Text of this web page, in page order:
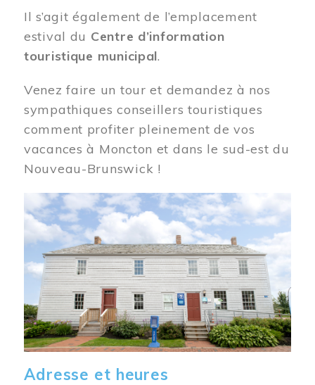
Il s’agit également de l’emplacement
estival du Centre d’information
touristique municipal.
Venez faire un tour et demandez à nos
sympathiques conseillers touristiques
comment profiter pleinement de vos
vacances à Moncton et dans le sud-est du
Nouveau-Brunswick !
Image
Adresse et heures